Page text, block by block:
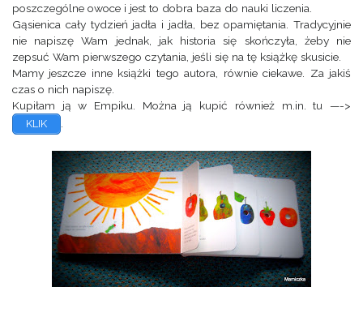
poszczególne owoce i jest to dobra baza do nauki liczenia.
Gąsienica cały tydzień jadła i jadła, bez opamiętania. Tradycyjnie
nie napiszę Wam jednak, jak historia się skończyła, żeby nie
zepsuć Wam pierwszego czytania, jeśli się na tę książkę skusicie.
Mamy jeszcze inne książki tego autora, równie ciekawe. Za jakiś
czas o nich napiszę.
Kupiłam ją w Empiku. Można ją kupić również m.in. tu —->
KLIK .